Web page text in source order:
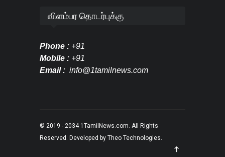
விளம்பர தொடர்புக்கு
Phone : +91
Mobile : +91
Email : info@1tamilnews.com
© 2019 - 2034 1TamilNews.com. All Rights
Reserved. Developed by Theo Technologies.